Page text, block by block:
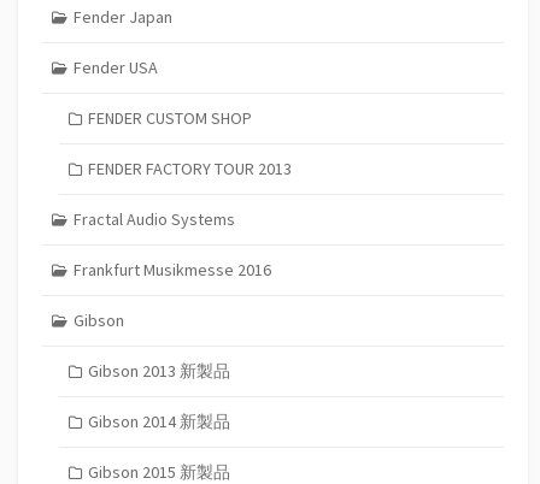
Fender Japan
Fender USA
FENDER CUSTOM SHOP
FENDER FACTORY TOUR 2013
Fractal Audio Systems
Frankfurt Musikmesse 2016
Gibson
Gibson 2013 新製品
Gibson 2014 新製品
Gibson 2015 新製品